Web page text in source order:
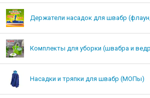
Держатели насадок для швабр
Комплекты для уборки (швабра и
Насадки и тряпки для швабр (МОПы)